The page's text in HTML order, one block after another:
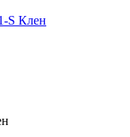
S Клен